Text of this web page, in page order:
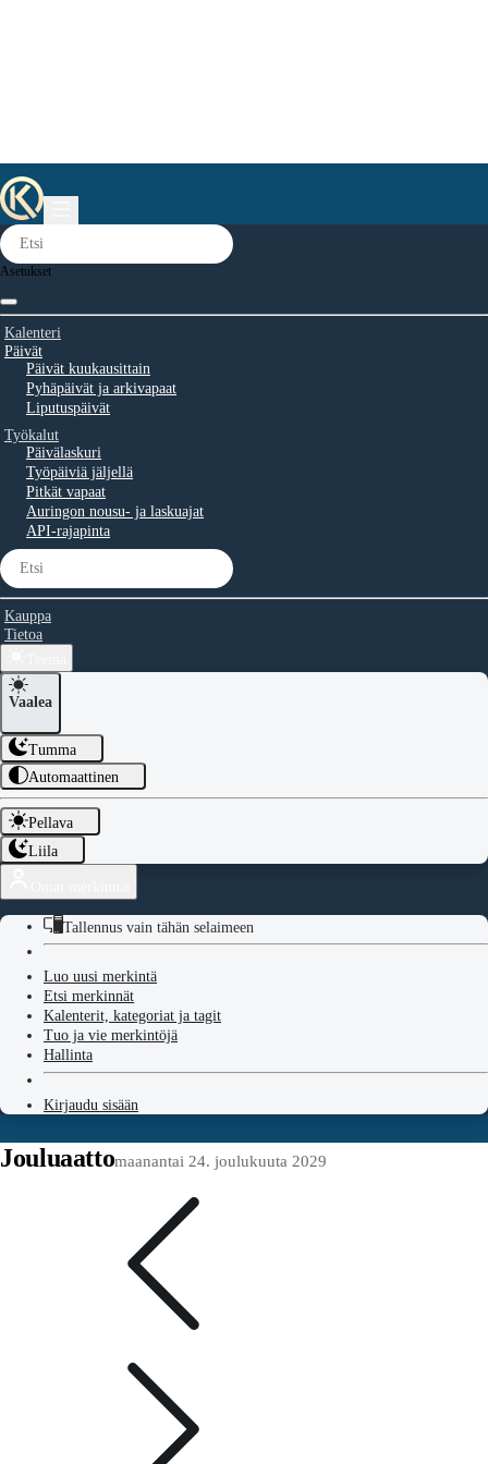
Asetukset
Kalenteri
Päivät
Päivät kuukausittain
Pyhäpäivät ja arkivapaat
Liputuspäivät
Työkalut
Päivälaskuri
Työpäiviä jäljellä
Pitkät vapaat
Auringon nousu- ja laskuajat
API-rajapinta
Kauppa
Tietoa
Vaalea
Tumma
Automaattinen
Pellava
Liila
Tallennus vain tähän selaimeen
Luo uusi merkintä
Etsi merkinnät
Kalenterit, kategoriat ja tagit
Tuo ja vie merkintöjä
Hallinta
Kirjaudu sisään
Jouluaattomaanantai 24. joulukuuta 2029